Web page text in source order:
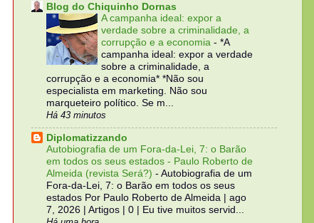
Blog do Chiquinho Dornas
A campanha ideal: expor a
verdade sobre a criminalidade, a
corrupção e a economia - *A
campanha ideal: expor a verdade
sobre a criminalidade, a
corrupção e a economia* *Não sou
especialista em marketing. Não sou
marqueteiro político. Se m...
Há 43 minutos
Diplomatizzando
Autobiografia de um Fora-da-Lei, 7: o Barão
em todos os seus estados - Paulo Roberto de
Almeida (revista Será?) - Autobiografia de um
Fora-da-Lei, 7: o Barão em todos os seus
estados Por Paulo Roberto de Almeida | ago
7, 2026 | Artigos | 0 | Eu tive muitos servid...